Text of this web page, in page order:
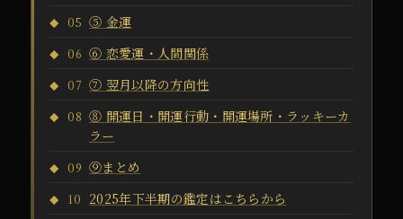
05 ⑤ 金運
06 ⑥ 恋愛運・人間関係
07 ⑦ 翌月以降の方向性
08 ⑧ 開運日・開運行動・開運場所・ラッキーカ
ラー
09 ⑨まとめ
10 2025年下半期の鑑定はこちらから